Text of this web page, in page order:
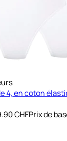
4, en coton
CHFPrix de